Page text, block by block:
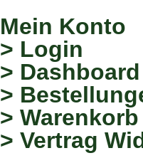
Mein Konto
> Login
> Dashboard
>
> Warenkorb
> Vertrag